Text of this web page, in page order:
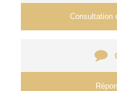
Consultation